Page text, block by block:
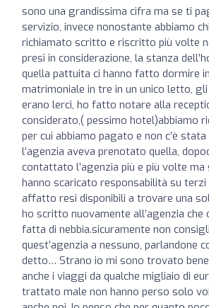
sono una grandissima cifra ma se ti
servizio, invece nonostante abbiamo
richiamato scritto e riscritto più volte
presi in considerazione, la stanza
quella pattuita ci hanno fatto dormire
matrimoniale in tre in un unico letto,
erano lerci, ho fatto notare alla
considerato,( pessimo hotel)abbiamo
per cui abbiamo pagato e non c’è
l’agenzia aveva prenotato quella,
contattato l’agenzia più e più volte ma
hanno scaricato responsabilità su terzi
affatto resi disponibili a trovare una
ho scritto nuovamente all’agenzia che
fatta di nebbia.sicuramente non
quest’agenzia a nessuno, parlandone
detto… Strano io mi sono trovato
anche i viaggi da qualche migliaio di
trattato male non hanno perso solo